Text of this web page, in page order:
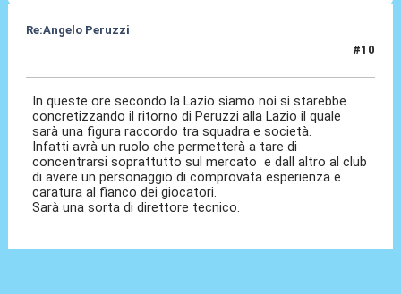
Re:Angelo Peruzzi
#10
In queste ore secondo la Lazio siamo noi si starebbe
concretizzando il ritorno di Peruzzi alla Lazio il quale
sarà una figura raccordo tra squadra e società.
Infatti avrà un ruolo che permetterà a tare di
concentrarsi soprattutto sul mercato e dall altro al club
di avere un personaggio di comprovata esperienza e
caratura al fianco dei giocatori.
Sarà una sorta di direttore tecnico.